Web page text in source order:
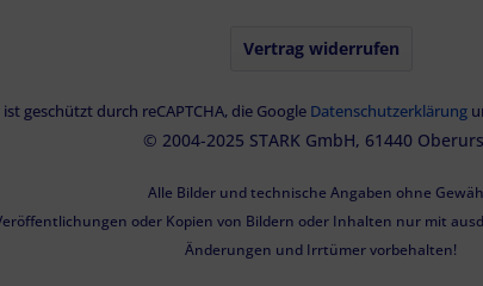
Vertrag widerrufen
ist geschützt durch reCAPTCHA, die Google Datenschutzerklärung
© 2004-2025 STARK GmbH, 61440
Alle Bilder und technische Angaben ohne
oder Kopien von Bildern oder Inhalten nur mit
Änderungen und Irrtümer vorbehalten!